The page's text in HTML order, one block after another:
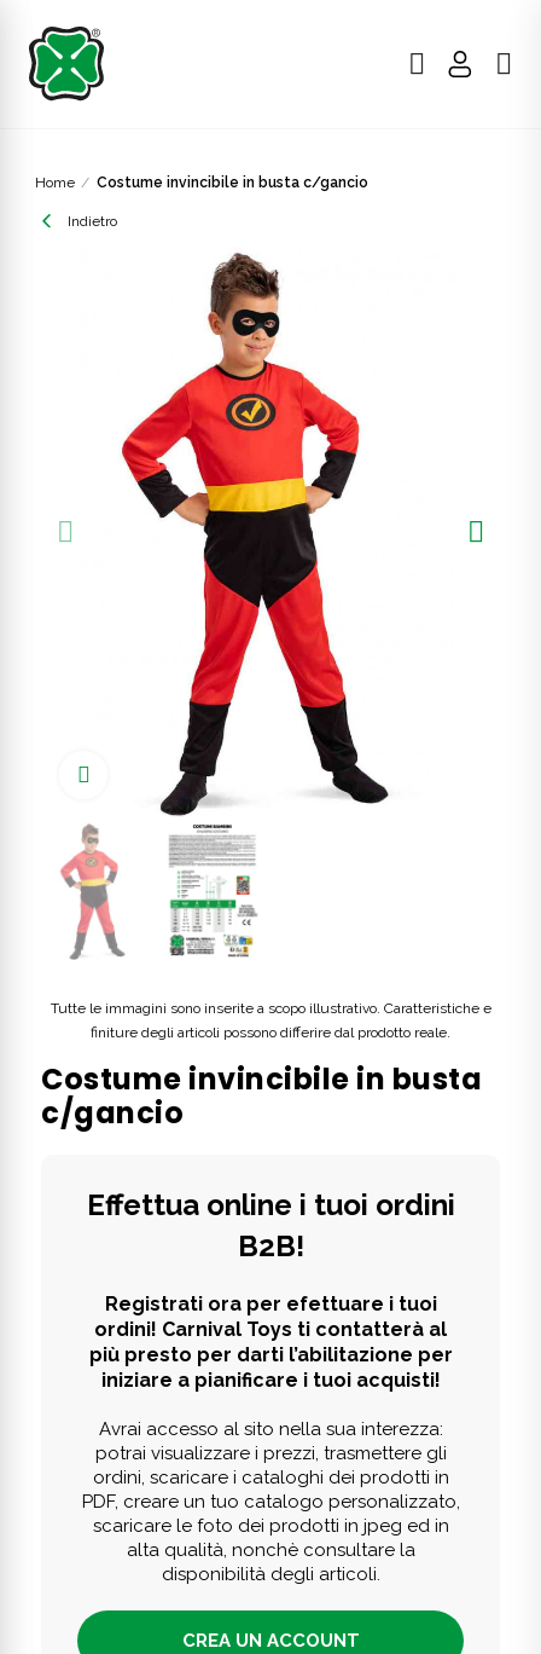
Home Costume invincibile in busta c/gancio
Indietro
Click to enlarge
Tutte le immagini sono inserite a scopo illustrativo. Caratteristiche e
finiture degli articoli possono differire dal prodotto reale.
Costume invincibile in busta
c/gancio
Effettua online i tuoi ordini
B2B!
Registrati ora per efettuare i tuoi
ordini! Carnival Toys ti contatterà al
più presto per darti l’abilitazione per
iniziare a pianificare i tuoi acquisti!
Avrai accesso al sito nella sua interezza:
potrai visualizzare i prezzi, trasmettere gli
ordini, scaricare i cataloghi dei prodotti in
PDF, creare un tuo catalogo personalizzato,
scaricare le foto dei prodotti in jpeg ed in
alta qualità, nonchè consultare la
disponibilità degli articoli.
CREA UN ACCOUNT